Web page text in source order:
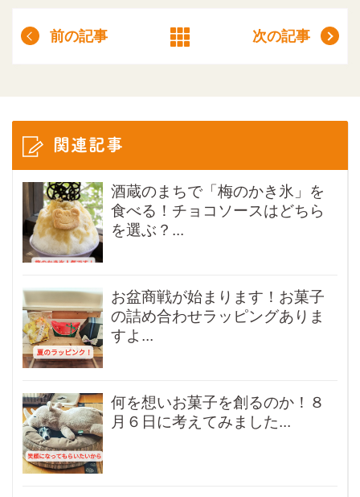
前の記事 次の記事
関連記事
酒蔵のまちで「梅のかき氷」を
食べる！チョコソースはどちら
を選ぶ？...
お盆商戦が始まります！お菓子
の詰め合わせラッピングありま
すよ...
何を想いお菓子を創るのか！８
月６日に考えてみました...